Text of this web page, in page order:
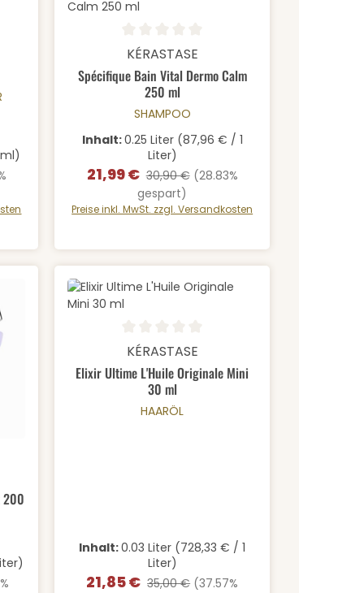
ein oder benutze die
3 von 5 Sternen
Produkt Anzahl: Gib den
Durchschnittliche Bewertung von 0 von 5 Sternen
KÉRASTASE
Spécifique Bain Vital Dermo Calm
250 ml
SHAMPOO
Inhalt:0.25 Liter (87,96 € / 1
Liter)
Verkaufspreis:
21,99 € Regulärer Preis:
30,90 € (28.83%
gespart)
Preise inkl. MwSt. zzgl. Versandkosten
ein oder benutze die
Gib den gewünschten Wert ein
5 von 5 Sternen
200
Produkt Anzahl: Gib den
Durchschnittliche Bewertung von 0 von 5 Sternen
KÉRASTASE
Elixir Ultime L'Huile Originale Mini
30 ml
HAARÖL
Inhalt:0.03 Liter (728,33 € / 1
Liter)
Verkaufspreis:
21,85 € Regulärer Preis:
35,00 € (37.57%